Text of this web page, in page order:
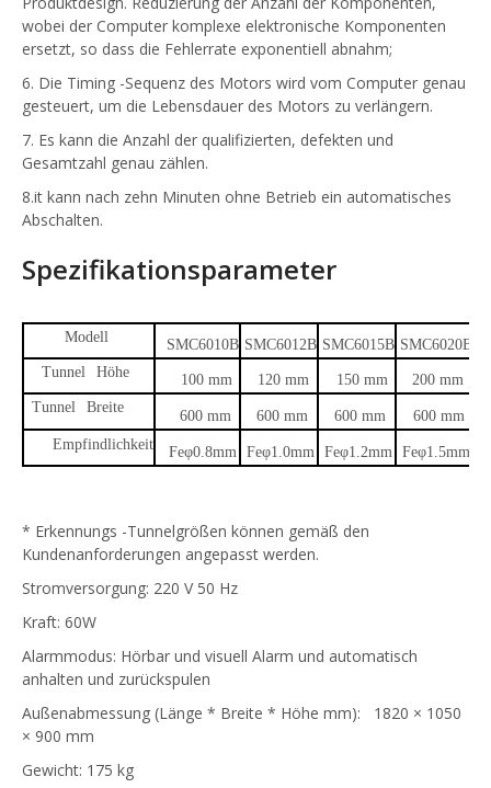
wobei der Computer komplexe elektronische Komponenten
ersetzt, so dass die Fehlerrate exponentiell abnahm;
6. Die Timing -Sequenz des Motors wird vom Computer genau
gesteuert, um die Lebensdauer des Motors zu verlängern.
7. Es kann die Anzahl der qualifizierten, defekten und
Gesamtzahl genau zählen.
8.it kann nach zehn Minuten ohne Betrieb ein automatisches
Abschalten.
Spezifikationsparameter
Modell SMC6010B SMC6012B SMC6015B SMC6020B
Tunnel
Höhe 100 mm 120 mm 150 mm
200 mm
Tunnel
Breite
600 mm 600 mm 600 mm
600 mm
Empfindlichkeit
Feφ0.8mm Feφ1.0mm Feφ1.2mm Feφ1.5mm
* Erkennungs -Tunnelgrößen können gemäß den
Kundenanforderungen angepasst werden.
Stromversorgung: 220 V 50 Hz
Kraft: 60W
Alarmmodus: Hörbar und visuell Alarm und automatisch
anhalten und zurückspulen
Außenabmessung (Länge * Breite * Höhe mm): 1820 × 1050
× 900 mm
Gewicht: 175 kg
Anti-Interferenz-Nadeldetektor mit Einzelplatte